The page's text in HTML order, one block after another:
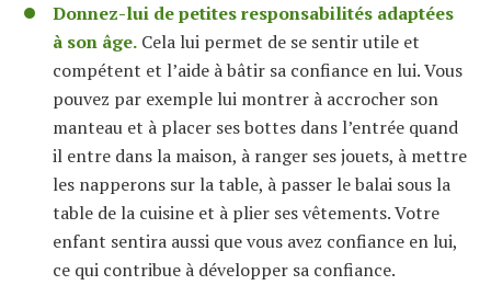
Donnez-lui de petites responsabilités adaptées
à son âge. Cela lui permet de se sentir utile et
compétent et l’aide à bâtir sa confiance en lui. Vous
pouvez par exemple lui montrer à accrocher son
manteau et à placer ses bottes dans l’entrée quand
il entre dans la maison, à ranger ses jouets, à mettre
les napperons sur la table, à passer le balai sous la
table de la cuisine et à plier ses vêtements. Votre
enfant sentira aussi que vous avez confiance en lui,
ce qui contribue à développer sa confiance.